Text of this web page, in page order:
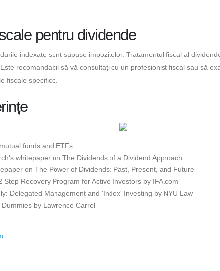
pentru dividende
indexate sunt supuse impozitelor. Tratamentul fiscal al
recomandabil să vă consultați cu un profesionist fiscal sau să
fiscale specifice.
funds and ETFs
whitepaper on The Dividends of a Dividend Approach
on The Power of Dividends: Past, Present, and Future
Step Recovery Program for Active Investors by IFA.com
Delegated Management and 'Index' Investing by NYU Law
by Lawrence Carrel